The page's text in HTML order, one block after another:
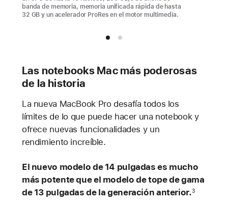
banda de memoria, memoria unificada rápida de hasta
32 GB y un acelerador ProRes en el motor multimedia.
Las notebooks Mac más poderosas
de la historia
La nueva MacBook Pro desafía todos los
límites de lo que puede hacer una notebook y
ofrece nuevas funcionalidades y un
rendimiento increíble.
El nuevo modelo de 14 pulgadas es mucho
más potente que el modelo de tope de gama
de 13 pulgadas de la generación anterior.3